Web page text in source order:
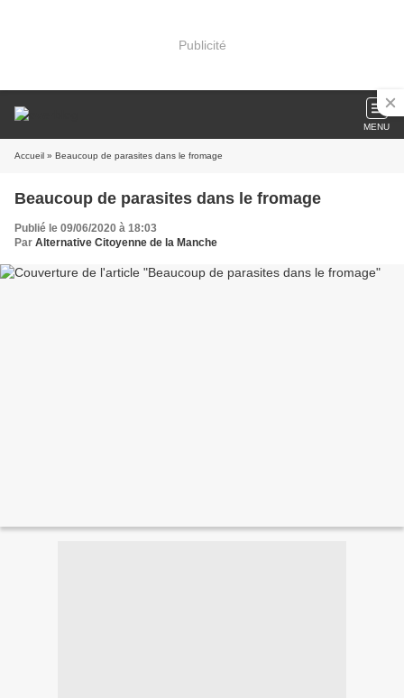
Publicité
MENU
Accueil » Beaucoup de parasites dans le fromage
Beaucoup de parasites dans le fromage
Publié le 09/06/2020 à 18:03
Par Alternative Citoyenne de la Manche